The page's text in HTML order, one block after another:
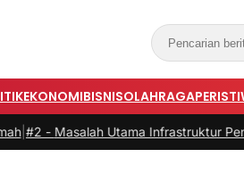
EKONOMIBISNISOLAHRAGA
Utama Infrastruktur Pengisian